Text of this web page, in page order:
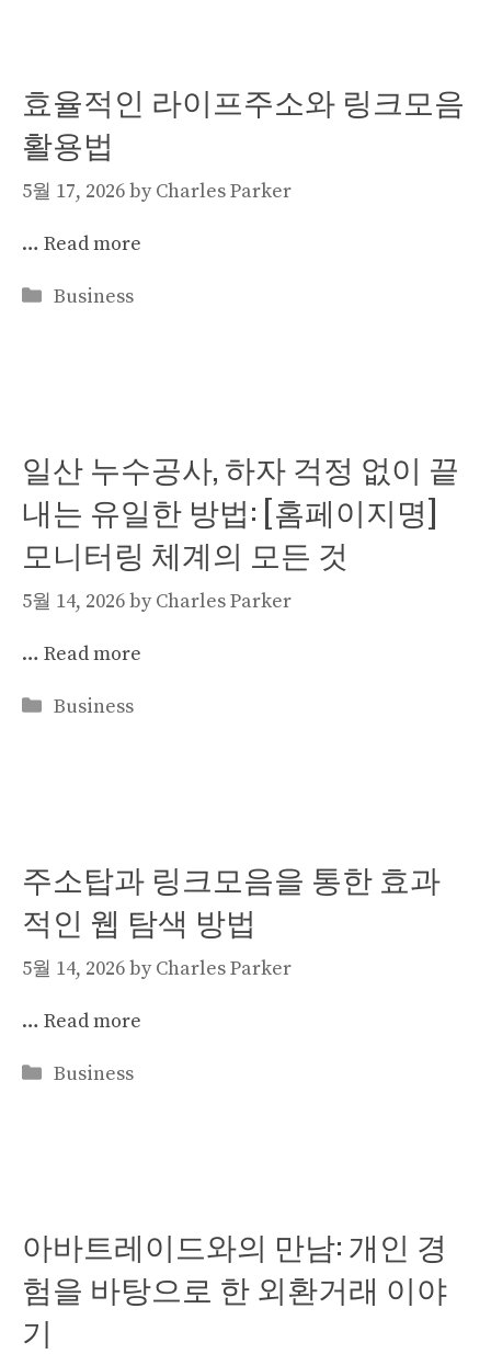
효율적인 라이프주소와 링크모음
활용법
5월 17, 2026by Charles Parker
… Read more
Categories
Business
일산 누수공사, 하자 걱정 없이 끝
내는 유일한 방법: [홈페이지명]
모니터링 체계의 모든 것
5월 14, 2026by Charles Parker
… Read more
Categories
Business
주소탑과 링크모음을 통한 효과
적인 웹 탐색 방법
5월 14, 2026by Charles Parker
… Read more
Categories
Business
아바트레이드와의 만남: 개인 경
험을 바탕으로 한 외환거래 이야
기